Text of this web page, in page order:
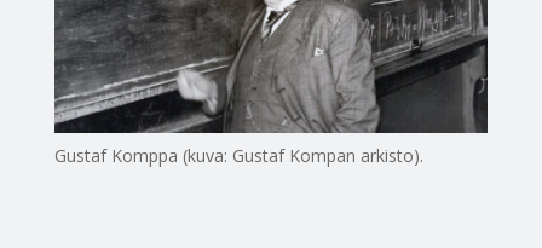
Gustaf Komppa (kuva: Gustaf Kompan arkisto).